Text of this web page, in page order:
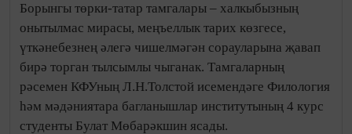
Борынгы төрки-татар тамгалары – халкыбызның
онытылмас мирасы, меңъеллык тарих көзгесе,
үткәнебезнең әлегә чишелмәгән сорауларына җавап
бирә торган тылсымлы чыганак. Тамгаларның
рәсемен КФУның Л.Н.Толстой исемендәге Филология
һәм мәдәниятара багланышлар институтының 4 курс
студенты Булат Мөбарәкшин ясады.